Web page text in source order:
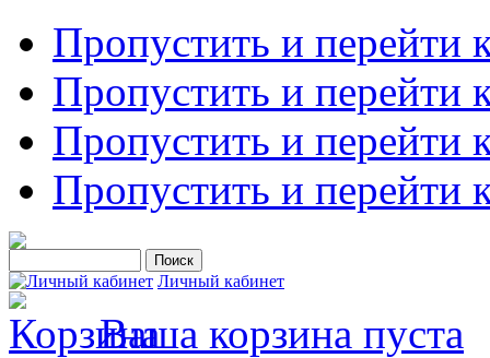
Пропустить и перейти
Пропустить и перейти
Пропустить и перейти
Пропустить и перейти
Личный кабинет
Ваша корзина пуста